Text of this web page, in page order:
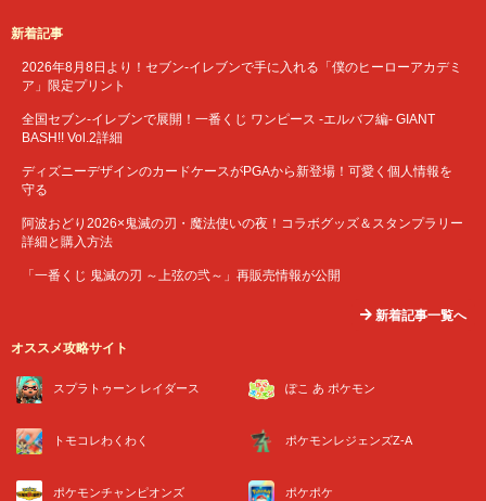
新着記事
2026年8月8日より！セブン‐イレブンで手に入れる「僕のヒーローアカデミ
ア」限定プリント
全国セブン‐イレブンで展開！一番くじ ワンピース -エルバフ編- GIANT
BASH!! Vol.2詳細
ディズニーデザインのカードケースがPGAから新登場！可愛く個人情報を
守る
阿波おどり2026×鬼滅の刃・魔法使いの夜！コラボグッズ＆スタンプラリー
詳細と購入方法
「一番くじ 鬼滅の刃 ～上弦の弐～」再販売情報が公開
新着記事一覧へ
オススメ攻略サイト
スプラトゥーン レイダース ぽこ あ ポケモン
トモコレわくわく ポケモンレジェンズZ-A
ポケモンチャンピオンズ ポケポケ